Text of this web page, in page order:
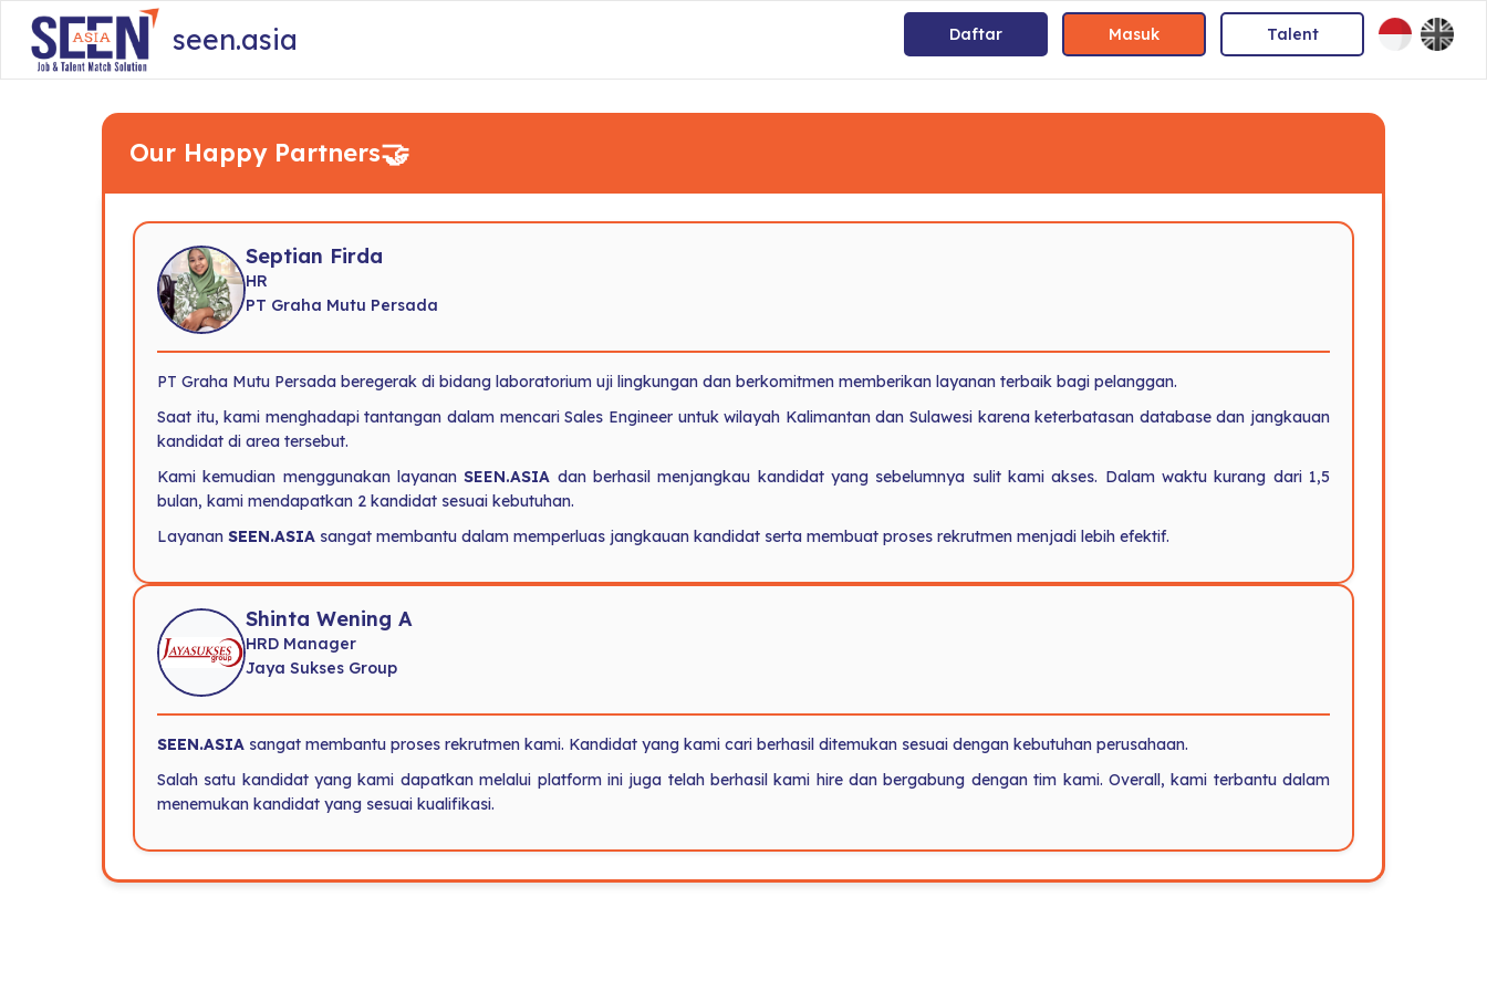
seen.asia Daftar Masuk Talent
Our Happy Partners🤝
Septian Firda
HR
PT Graha Mutu Persada
PT Graha Mutu Persada beregerak di bidang laboratorium uji lingkungan dan berkomitmen memberikan layanan terbaik bagi pelanggan.
Saat itu, kami menghadapi tantangan dalam mencari Sales Engineer untuk wilayah Kalimantan dan Sulawesi karena keterbatasan database dan jangkauan
kandidat di area tersebut.
Kami kemudian menggunakan layananSEEN.ASIA dan berhasil menjangkau kandidat yang sebelumnya sulit kami akses. Dalam waktu kurang dari 1,5
bulan, kami mendapatkan 2 kandidat sesuai kebutuhan.
Layanan SEEN.ASIA sangat membantu dalam memperluas jangkauan kandidat serta membuat proses rekrutmen menjadi lebih efektif.
Shinta Wening A
HRD Manager
Jaya Sukses Group
SEEN.ASIA sangat membantu proses rekrutmen kami. Kandidat yang kami cari berhasil ditemukan sesuai dengan kebutuhan perusahaan.
Salah satu kandidat yang kami dapatkan melalui platform ini juga telah berhasil kami hire dan bergabung dengan tim kami. Overall, kami terbantu dalam
menemukan kandidat yang sesuai kualifikasi.